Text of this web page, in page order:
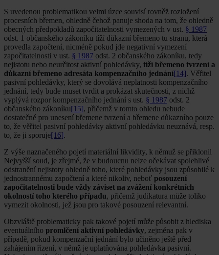
S uvedenou problematikou velmi úzce souvisí rovněž rozložení
procesních břemen, ohledně čehož panuje shoda na tom, že ohledně
obecných předpokladů započitatelnosti vymezených v ust. § 1987
odst. 1 občanského zákoníku tíží důkazní břemeno tu stranu, která
provedla započtení, nicméně pokud jde negativní vymezení
započitatelnosti v ust. § 1987 odst. 2 občanského zákoníku, tedy
nejistotu nebo neurčitost aktivní pohledávky, tíží břemeno tvrzení a
důkazní břemeno adresáta kompenzačního jednání[14]. Věřitel
pasivní pohledávky, který se dovolává neplatnosti kompenzačního
jednání, tedy bude muset tvrdit a prokázat skutečnosti, z nichž
vyplývá rozpor kompenzačního jednání s ust. § 1987 odst. 2
občanského zákoníku[15], přičemž v tomto ohledu nebude
dostatečné pro unesení břemene tvrzení a břemene důkazního pouze
to, že věřitel pasivní pohledávky aktivní pohledávku neuznává, resp.
to, že ji sporuje[16].
Z výše naznačeného pojetí materiální likvidity, k němuž se přiklonil
Nejvyšší soud, je zřejmé, že v budoucnu nelze očekávat spolehlivé
odstranění nejistoty ohledně toho, které pohledávky jsou způsobilé k
jednostrannému započtení a které nikoliv, neboť posouzení
započitatelnosti bude vždy záviset na zvážení konkrétních
okolností toho kterého případu, přičemž judikatura může toliko
vymezit okolnosti, jež jsou pro takové posouzení relevantní.
Obzvláště problematicky pak takové pojetí může působit z hlediska
eventuálního promlčení aktivní pohledávky, zejména pak v
případě, pokud kompenzační jednání bylo učiněno ještě před
zahájením řízení, v němž je uplatňována pohledávka pasivní.